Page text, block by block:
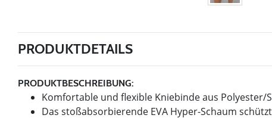
PRODUKTDETAILS
PRODUKTBESCHREIBUNG:
Komfortable und flexible Kniebinde aus Polyester/
Das stoßabsorbierende EVA Hyper-Schaum